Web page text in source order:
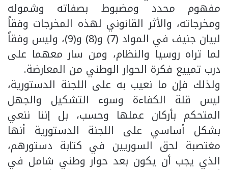
مفهوم محدد ومضبوط بصفاته وشموله
ومخرجاته، والأثر القانوني لهذه المخرجات وفقاً
لبيان جنيف في المواد (7) و(8) و(9)، وليس وفقاً
لما تراه روسيا والنظام، ومن سار معهما على
درب تمييع فكرة الحوار الوطني من المعارضة.
ولذلك فإن ما نعيب به على اللجنة الدستورية،
ليس قلة الكفاءة وسوء التشكيل والجهل
المتحكم بأركان عملها وحسب، بل إننا ننعي
بشكل أساسي على اللجنة الدستورية أنها
مغتصبة لحق السوريين في كتابة دستورهم،
الذي يجب أن يكون بعد حوار وطني شامل في